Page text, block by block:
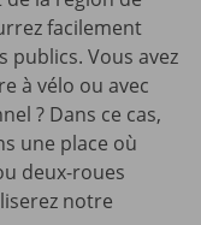
facilement
publics. Vous avez
à vélo ou avec
? Dans ce cas,
une place où
deux-roues
notre